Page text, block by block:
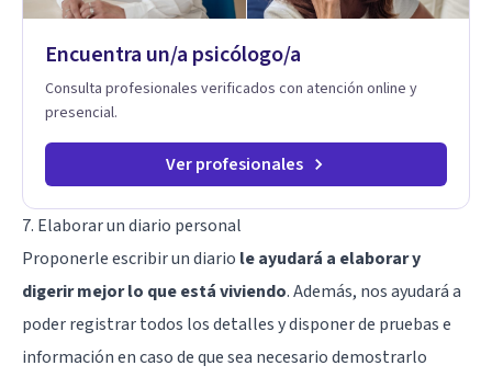
Encuentra un/a psicólogo/a
Consulta profesionales verificados con atención online y
presencial.
Ver profesionales
7. Elaborar un diario personal
Proponerle escribir un diario le ayudará a elaborar y
digerir mejor lo que está viviendo. Además, nos ayudará a
poder registrar todos los detalles y disponer de pruebas e
información en caso de que sea necesario demostrarlo